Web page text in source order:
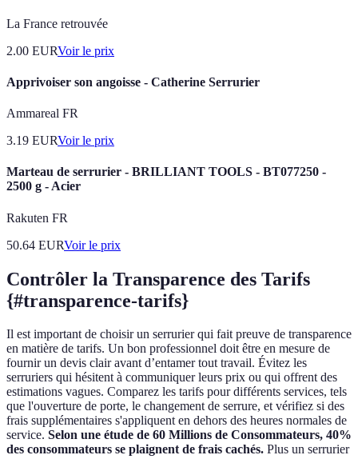
La France retrouvée
2.00 EURVoir le prix
Apprivoiser son angoisse - Catherine Serrurier
Ammareal FR
3.19 EURVoir le prix
Marteau de serrurier - BRILLIANT TOOLS - BT077250 -
2500 g - Acier
Rakuten FR
50.64 EURVoir le prix
Contrôler la Transparence des Tarifs
{#transparence-tarifs}
Il est important de choisir un serrurier qui fait preuve de transparence
en matière de tarifs. Un bon professionnel doit être en mesure de
fournir un devis clair avant d’entamer tout travail. Évitez les
serruriers qui hésitent à communiquer leurs prix ou qui offrent des
estimations vagues. Comparez les tarifs pour différents services, tels
que l'ouverture de porte, le changement de serrure, et vérifiez si des
frais supplémentaires s'appliquent en dehors des heures normales de
service. Selon une étude de 60 Millions de Consommateurs, 40%
des consommateurs se plaignent de frais cachés. Plus un serrurier